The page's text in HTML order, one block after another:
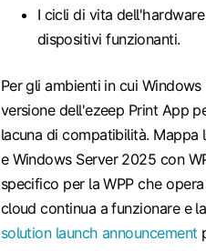
I cicli di vita
dispositivi funzionanti.
Per gli ambienti in cui
versione dell'ezeep Print App
lacuna di compatibilità. Mappa
e Windows Server 2025 con
specifico per la WPP che
cloud continua a funzionare e
solution launch announcement